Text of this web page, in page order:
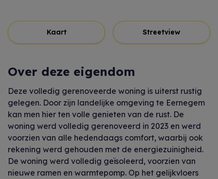
Kaart Streetview
Over deze eigendom
Deze volledig gerenoveerde woning is uiterst rustig
gelegen. Door zijn landelijke omgeving te Eernegem
kan men hier ten volle genieten van de rust. De
woning werd volledig gerenoveerd in 2023 en werd
voorzien van alle hedendaags comfort, waarbij ook
rekening werd gehouden met de energiezuinigheid.
De woning werd volledig geïsoleerd, voorzien van
nieuwe ramen en warmtepomp. Op het gelijkvloers